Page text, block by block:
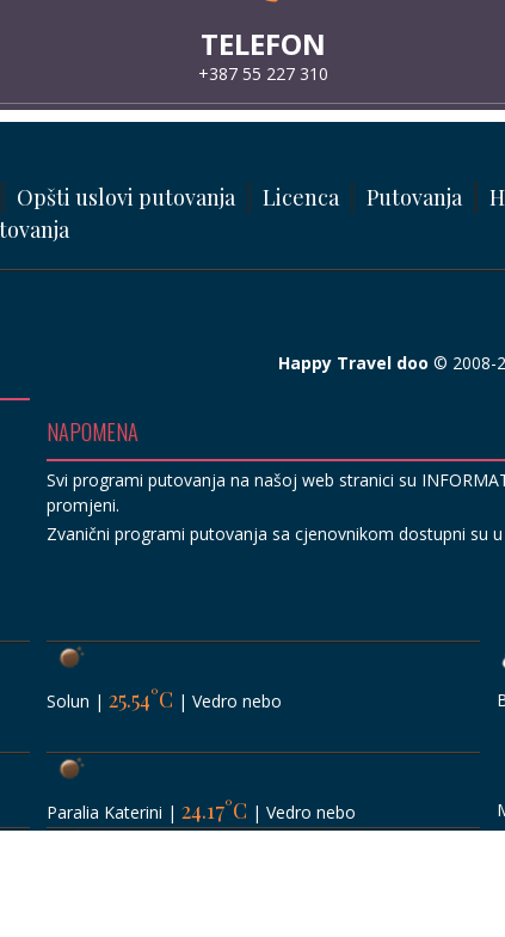
TELEFON
+387 55 227 310
Opšti uslovi putovanja Licenca Putovanja
Happy Travel doo © 2008-
NAPOMENA
Svi programi putovanja na našoj web stranici su
promjeni.
Zvanični programi putovanja sa cjenovnikom dostupni su
Solun |25.54°C | Vedro nebo
Paralia Katerini |24.17°C | Vedro nebo